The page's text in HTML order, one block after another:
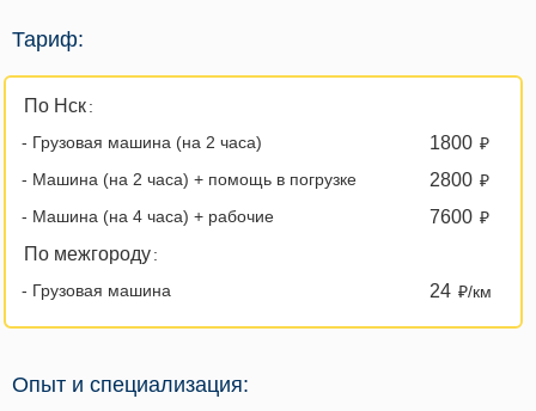
Тариф:
По Нск:
- Грузовая машина (на 2 часа)
1800 ₽
- Машина (на 2 часа) + помощь в погрузке
2800 ₽
- Машина (на 4 часа) + рабочие
7600 ₽
По межгороду:
- Грузовая машина
24 ₽/км
Опыт и специализация: